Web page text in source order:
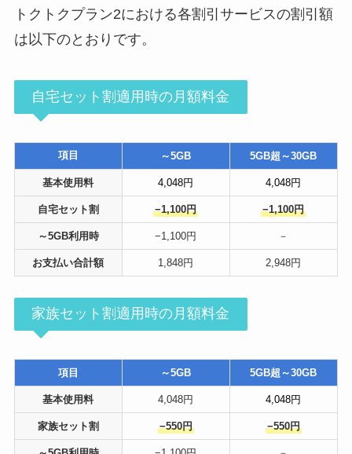
トクトクプラン2における各割引サービスの割引額
は以下のとおりです。
自宅セット割適用時の月額料金
項目 ～5GB 5GB超～30GB
基本使用料 4,048円 4,048円
自宅セット割 −1,100円 −1,100円
～5GB利用時 −1,100円 －
お支払い合計額 1,848円 2,948円
家族セット割適用時の月額料金
項目 ～5GB 5GB超～30GB
基本使用料 4,048円 4,048円
家族セット割 −550円 −550円